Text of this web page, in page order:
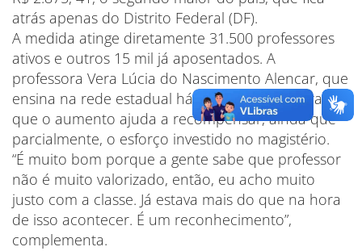
atrás apenas do Distrito Federal (DF).
A medida atinge diretamente 31.500 professores
ativos e outros 15 mil já aposentados. A
professora Vera Lúcia do Nascimento Alencar, que
ensina na rede estadual há 24 anos, considera
que o aumento ajuda a recompensar, ainda que
parcialmente, o esforço investido no magistério.
“É muito bom porque a gente sabe que professor
não é muito valorizado, então, eu acho muito
justo com a classe. Já estava mais do que na hora
de isso acontecer. É um reconhecimento”,
complementa.